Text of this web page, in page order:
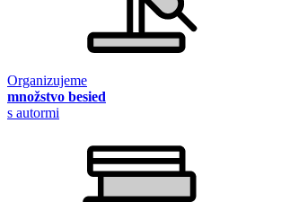
Organizujeme
množstvo besied
s autormi